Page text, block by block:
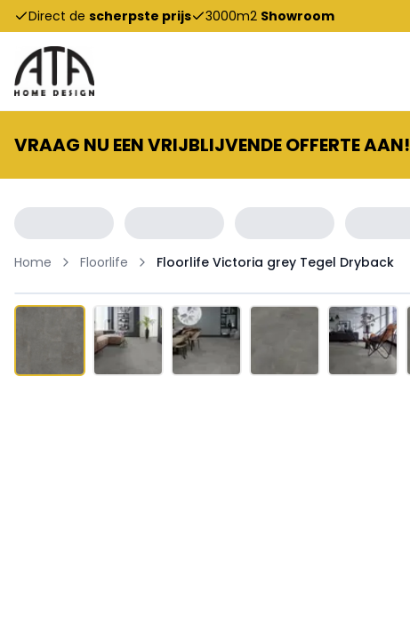
Direct de scherpste prijs 3000m2 Showroom
VRAAG NU EEN VRIJBLIJVENDE OFFERTE AAN!
Home Floorlife Floorlife Victoria grey Tegel Dryback